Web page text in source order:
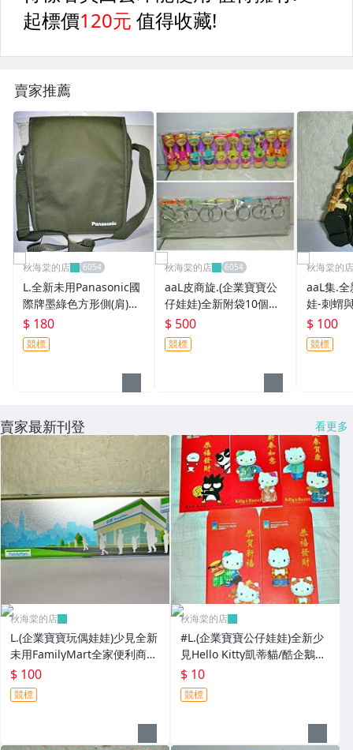
賣家推薦
秋海棠的店
L.全新未用Panasonic國
際牌墨綠色方形側(肩)背
包!--附背袋提供給需要的
人!/5廳酒內最左/-P
$ 180
競標
秋海棠的店
aaL皮商旋.(企業寶寶公
仔娃娃)全新附袋10個木
質彩繪娃娃吊飾!--值得收
藏!/黑箱4/-P
$ 500
競標
秋海棠的店
aaL集.
娃-刺蝟
收藏!/6
$ 100
競標
賣家最新刊登 看更多
秋海棠的店
L.(企業寶寶玩偶娃娃)少見全新
未用FamilyMart全家便利商店
鐵質筆盒!--值得擁有!
$ 100
競標
秋海棠的店
#L.(企業寶寶公仔娃娃)全新少
見Hello Kitty凱蒂貓/酷企鵝造
型紅包袋5個一套誠泰銀行所
贈!
$ 10
競標